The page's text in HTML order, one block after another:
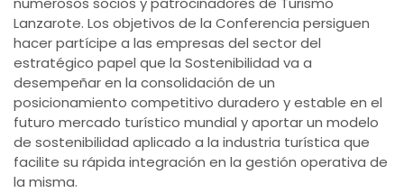
Lanzarote. Los objetivos de la Conferencia persiguen
hacer partícipe a las empresas del sector del
estratégico papel que la Sostenibilidad va a
desempeñar en la consolidación de un
posicionamiento competitivo duradero y estable en el
futuro mercado turístico mundial y aportar un modelo
de sostenibilidad aplicado a la industria turística que
facilite su rápida integración en la gestión operativa de
la misma.